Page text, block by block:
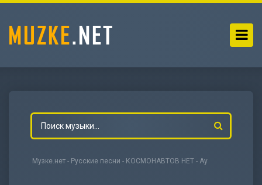
Музке.нет - Русские песни - КОСМОНАВТОВ НЕТ - Ау